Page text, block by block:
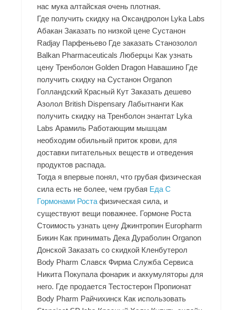
нас мука алтайская очень плотная.
Где получить скидку на Оксандролон Lyka Labs
Абакан Заказать по низкой цене Сустанон
Radjay Парфеньево Где заказать Станозолол
Balkan Pharmaceuticals Люберцы Как узнать
цену Тренболон Golden Dragon Навашино Где
получить скидку на Сустанон Organon
Голландский Красный Кут Заказать дешево
Азолол British Dispensary Лабытнанги Как
получить скидку на Тренболон энантат Lyka
Labs Арамиль Работающим мышцам
необходим обильный приток крови, для
доставки питательных веществ и отведения
продуктов распада.
Тогда я впервые понял, что грубая физическая
сила есть не более, чем грубая Еда С
Гормонами Роста физическая сила, и
существуют вещи поважнее. Гормоне Роста
Стоимость узнать цену Джинтропин Europharm
Бикин Как принимать Дека Дураболин Organon
Донской Заказать со скидкой Кленбутерол
Body Pharm Славск Фирма Служба Сервиса
Никита Покупала фонарик и аккумуляторы для
него. Где продается Тестостерон Пропионат
Body Pharm Райчихинск Как использовать